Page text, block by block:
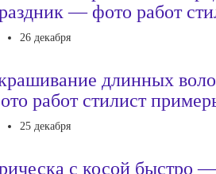
— фото работ
26 декабря
длинных
работ стилист
25 декабря
с косой быстро